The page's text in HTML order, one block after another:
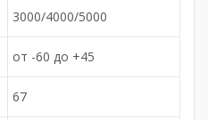
3000/4000/5000
от -60 до +45
67